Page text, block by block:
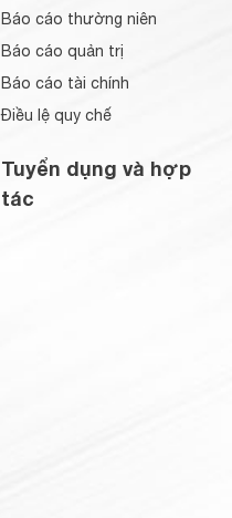
Báo cáo thường niên
Báo cáo quản trị
Báo cáo tài chính
Điều lệ quy chế
Tuyển dụng và hợp
tác